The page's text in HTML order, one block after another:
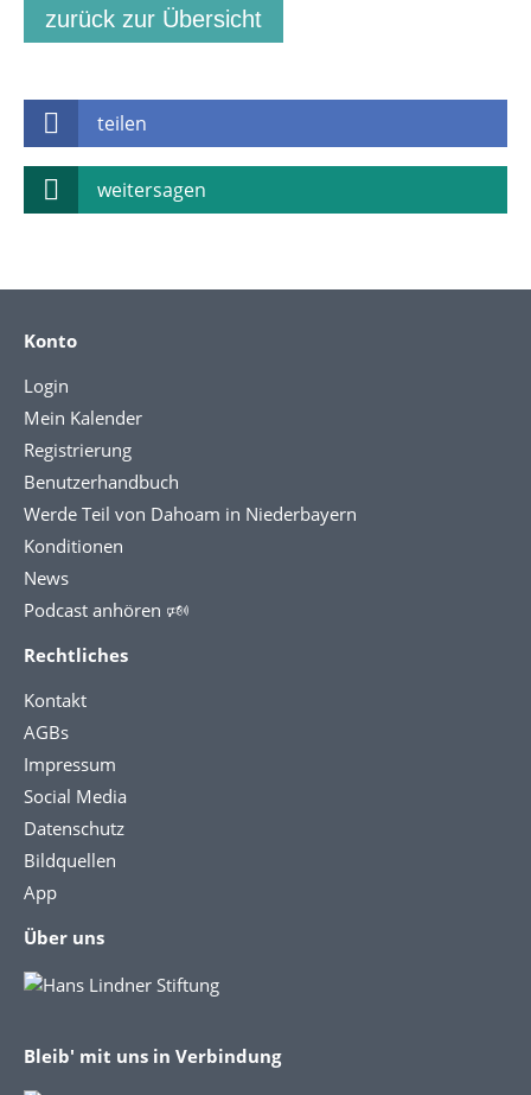
zurück zur Übersicht
teilen
weitersagen
Konto
Login
Mein Kalender
Registrierung
Benutzerhandbuch
Werde Teil von Dahoam in Niederbayern
Konditionen
News
Podcast anhören 🕬
Rechtliches
Kontakt
AGBs
Impressum
Social Media
Datenschutz
Bildquellen
App
Über uns
Bleib' mit uns in Verbindung